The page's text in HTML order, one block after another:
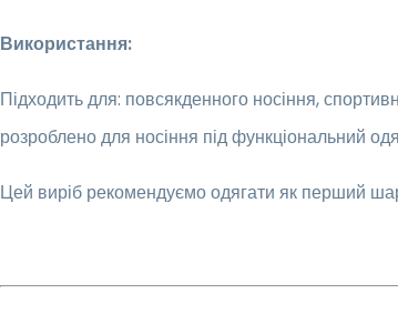
Використання:
Підходить для: повсякденного носіння,
розроблено для носіння під функціональний
Цей виріб рекомендуємо одягати як перший